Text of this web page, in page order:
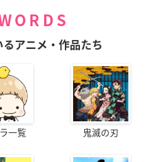
アニメ・作品たち
一覧 鬼滅の刃